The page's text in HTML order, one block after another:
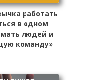
работать
в одном
людей и
команду»